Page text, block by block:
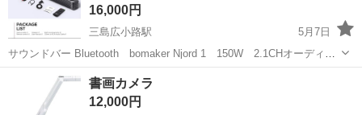
16,000円
三島広小路駅
5月7日
サウンドバー Bluetooth bomaker Njord 1 150W 2.1CHオーディオ
スピーカー ウーファー【美品・箱付き】 面倒な配線もなくBluetooth
で繋げます。 【本体】 サウンドバー サブウ...
三島市 三島広小路駅
プロジェクター、ホームシアター
書画カメラ
12,000円